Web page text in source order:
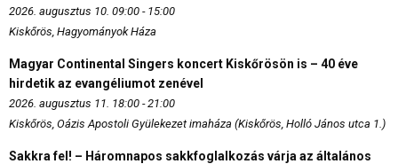
2026. augusztus 10. 09:00 - 15:00
Kiskőrös, Hagyományok Háza
Magyar Continental Singers koncert Kiskőrösön is – 40 éve
hirdetik az evangéliumot zenével
2026. augusztus 11. 18:00 - 21:00
Kiskőrös, Oázis Apostoli Gyülekezet imaháza (Kiskőrös, Holló János utca 1.)
Sakkra fel! – Háromnapos sakkfoglalkozás várja az általános